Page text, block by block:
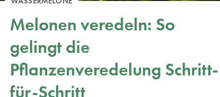
Melonen veredeln: So
gelingt die
Pflanzenveredelung Schritt-
für-Schritt